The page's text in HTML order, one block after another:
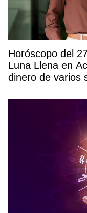
Horóscopo del
Luna Llena en
dinero de varios